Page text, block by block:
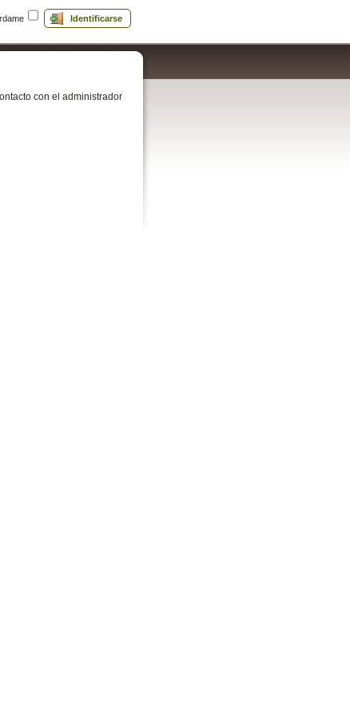
Identificarse
con el administrador